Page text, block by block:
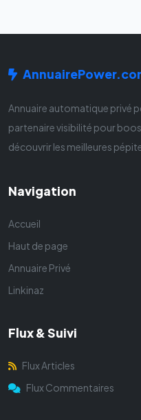
Annuaire automatique privé
partenaire visibilité pour
découvrir les meilleures
Navigation
Accueil
Haut de page
Annuaire Privé
Linkinaz
Flux & Suivi
Flux Articles
Flux Commentaires